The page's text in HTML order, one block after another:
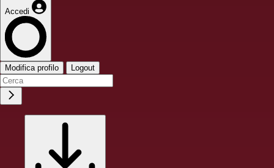
Accedi
Modifica profilo Logout